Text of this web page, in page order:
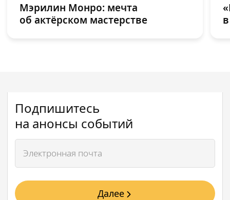
Мэрилин Монро: мечта
об актёрском мастерстве
Подпишитесь
на анонсы событий
Далее